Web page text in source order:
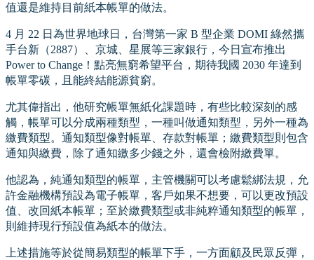
值還是維持目前紙本帳單的做法。
4 月 22 日為世界地球日，台灣第一家 B 型企業 DOMI 綠然攜
手台新（2887）、京城、星展等三家銀行，今日宣布推出
Power to Change！點亮無窮希望平台，期待我國 2030 年達到
帳單零碳，且能終結能源貧窮。
尤其偉指出，他研究帳單無紙化課題時，有些比較深刻的感
觸，帳單可以分成兩種類型，一種叫做通知類型，另外一種為
繳費類型。通知類型像對帳單、存款對帳單；繳費類型則包含
通知與繳費，除了通知繳多少錢之外，還會檢附繳費單。
他認為，純通知類型的帳單，主管機關可以考慮鬆綁法規，允
許金融機構預設為電子帳單，客戶如果不想要，可以更改預設
值、改回紙本帳單；至於繳費類型或非純粹通知類型的帳單，
則維持現行預設值為紙本的做法。
上述措施等於從簡易類型的帳單下手，一方面顧及民眾反彈，